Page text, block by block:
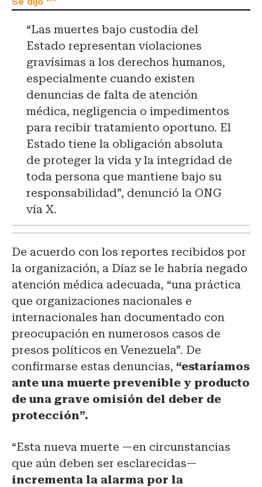
“Las muertes bajo custodia del
Estado representan violaciones
gravísimas a los derechos humanos,
especialmente cuando existen
denuncias de falta de atención
médica, negligencia o impedimentos
para recibir tratamiento oportuno. El
Estado tiene la obligación absoluta
de proteger la vida y la integridad de
toda persona que mantiene bajo su
responsabilidad”, denunció la ONG
vía X.
De acuerdo con los reportes recibidos por
la organización, a Díaz se le habría negado
atención médica adecuada, “una práctica
que organizaciones nacionales e
internacionales han documentado con
preocupación en numerosos casos de
presos políticos en Venezuela”. De
confirmarse estas denuncias, “estaríamos
ante una muerte prevenible y producto
de una grave omisión del deber de
protección”.
“Esta nueva muerte —en circunstancias
que aún deben ser esclarecidas—
incrementa la alarma por la